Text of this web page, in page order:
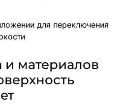
для переключения
и материалов